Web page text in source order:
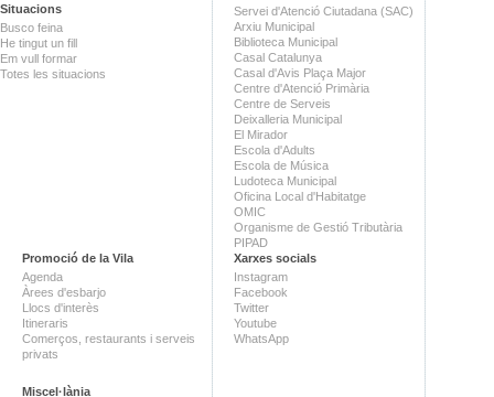
Situacions
Busco feina
He tingut un fill
Em vull formar
Totes les situacions
Servei d'Atenció Ciutadana (SAC)
Arxiu Municipal
Biblioteca Municipal
Casal Catalunya
Casal d'Avis Plaça Major
Centre d'Atenció Primària
Centre de Serveis
Deixalleria Municipal
El Mirador
Escola d'Adults
Escola de Música
Ludoteca Municipal
Oficina Local d'Habitatge
OMIC
Organisme de Gestió Tributària
PIPAD
Promoció de la Vila
Agenda
Àrees d'esbarjo
Llocs d'interès
Itineraris
Comerços, restaurants i serveis
privats
Miscel·lània
Xarxes socials
Instagram
Facebook
Twitter
Youtube
WhatsApp